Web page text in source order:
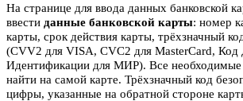
На странице для ввода данных банковской
ввести данные банковской карты: номер
карты, срок действия карты, трёхзначный
(CVV2 для VISA, CVC2 для MasterCard, Код
Идентификации для МИР). Все
найти на самой карте. Трёхзначный код
цифры, указанные на обратной стороне